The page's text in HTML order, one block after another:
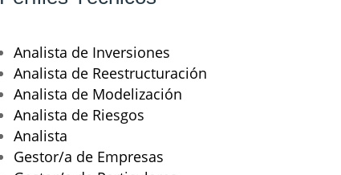
Analista de Inversiones
Analista de Reestructuración
Analista de Modelización
Analista de Riesgos
Analista
Gestor/a de Empresas